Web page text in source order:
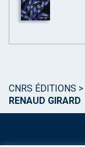
CNRS ÉDITIONS >
RENAUD GIRARD